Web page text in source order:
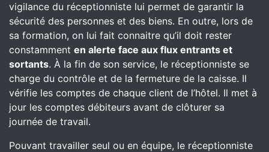
vigilance du réceptionniste lui permet de garantir la
sécurité des personnes et des biens. En outre, lors de
sa formation, on lui fait connaitre qu’il doit rester
constamment en alerte face aux flux entrants et
sortants. À la fin de son service, le réceptionniste se
charge du contrôle et de la fermeture de la caisse. Il
vérifie les comptes de chaque client de l’hôtel. Il met à
jour les comptes débiteurs avant de clôturer sa
journée de travail.
Pouvant travailler seul ou en équipe, le réceptionniste